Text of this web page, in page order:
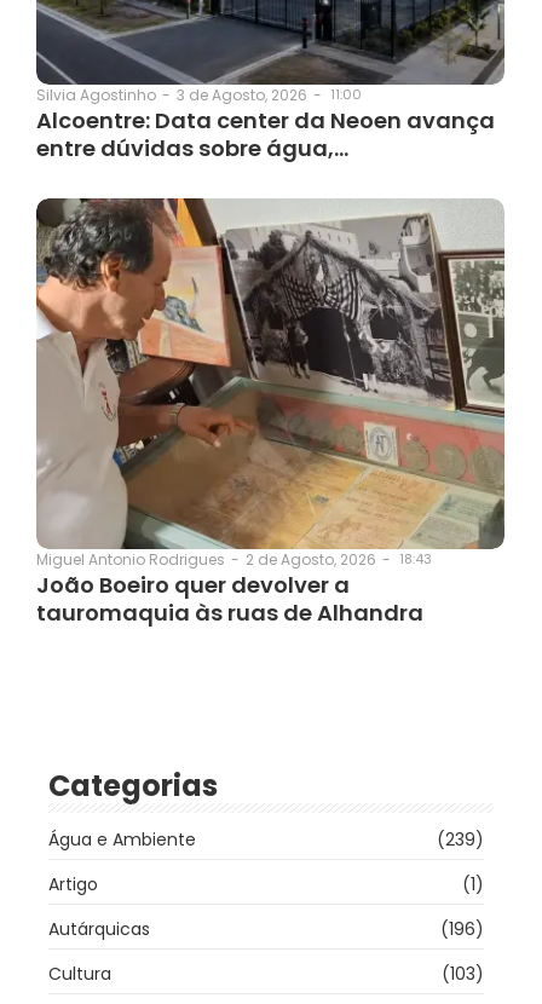
Silvia Agostinho - 3 de Agosto, 2026 - 11:00
Alcoentre: Data center da Neoen avança
entre dúvidas sobre água,…
Miguel Antonio Rodrigues - 2 de Agosto, 2026 - 18:43
João Boeiro quer devolver a
tauromaquia às ruas de Alhandra
Categorias
Água e Ambiente
(239)
Artigo
(1)
Autárquicas
(196)
Cultura
(103)